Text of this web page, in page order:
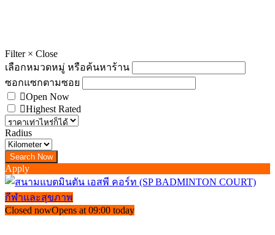
Filter × Close
เลือกหมวดหมู่ หรือค้นหาร้าน
ซอกแซกตามซอย
Open Now
Highest Rated
Radius
Apply
กีฬาและสุขภาพ
Closed nowOpens at 09:00 today